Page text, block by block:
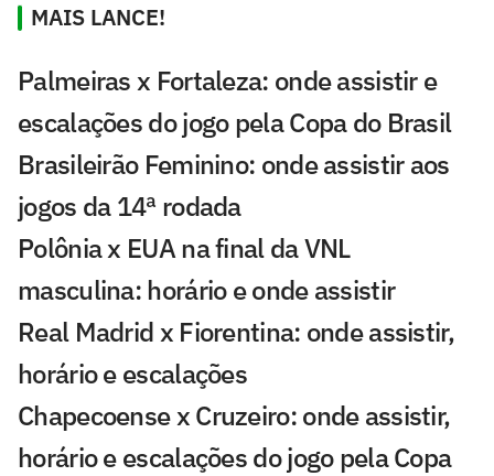
MAIS LANCE!
Palmeiras x Fortaleza: onde assistir e
escalações do jogo pela Copa do Brasil
Brasileirão Feminino: onde assistir aos
jogos da 14ª rodada
Polônia x EUA na final da VNL
masculina: horário e onde assistir
Real Madrid x Fiorentina: onde assistir,
horário e escalações
Chapecoense x Cruzeiro: onde assistir,
horário e escalações do jogo pela Copa